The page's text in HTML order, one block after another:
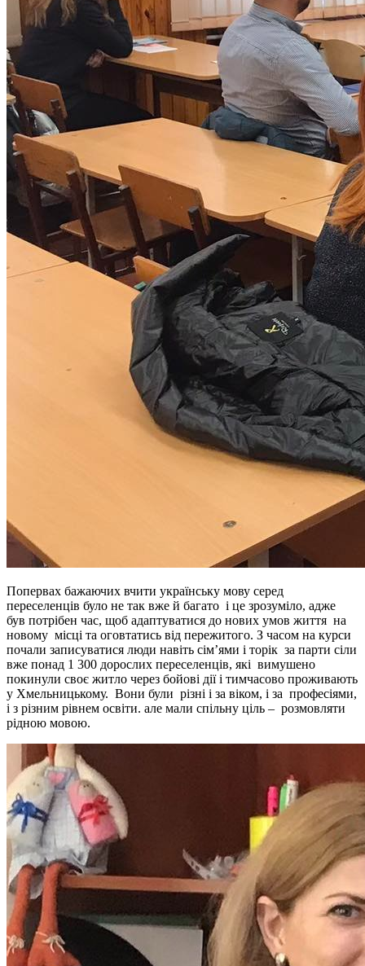
Попервах бажаючих вчити українську мову серед
переселенців було не так вже й багато і це зрозуміло, адже
був потрібен час, щоб адаптуватися до нових умов життя на
новому місці та оговтатись від пережитого. З часом на курси
почали записуватися люди навіть сім’ями і торік за парти сіли
вже понад 1 300 дорослих переселенців, які вимушено
покинули своє житло через бойові дії і тимчасово проживають
у Хмельницькому. Вони були різні і за віком, і за професіями,
і з різним рівнем освіти. але мали спільну ціль – розмовляти
рідною мовою.